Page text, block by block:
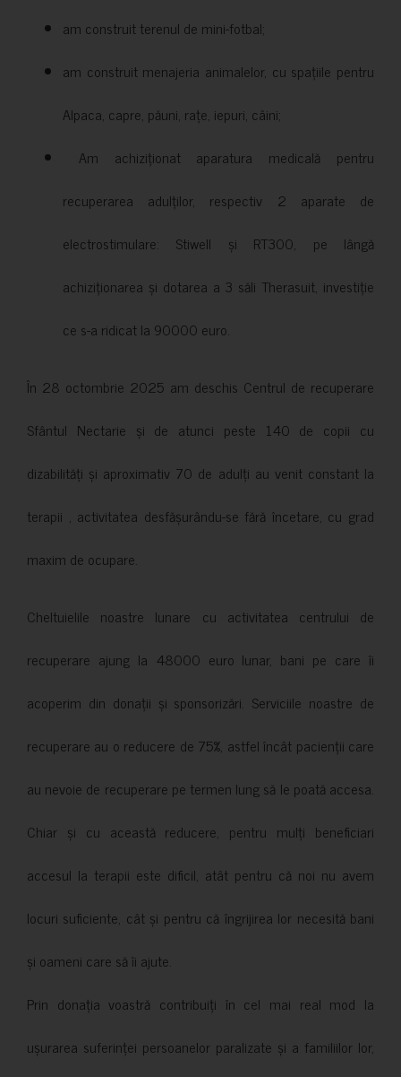
am construit terenul de mini-fotbal;
am construit menajeria animalelor, cu spațiile pentru
Alpaca, capre, păuni, rațe, iepuri, câini;
Am achiziționat aparatura medicală pentru
recuperarea adulților, respectiv 2 aparate de
electrostimulare: Stiwell și RT300, pe lângă
achiziționarea și dotarea a 3 săli Therasuit, investiție
ce s-a ridicat la 90000 euro.
În 28 octombrie 2025 am deschis Centrul de recuperare
Sfântul Nectarie și de atunci peste 140 de copii cu
dizabilități și aproximativ 70 de adulți au venit constant la
terapii , activitatea desfășurându-se fără încetare, cu grad
maxim de ocupare.
Cheltuielile noastre lunare cu activitatea centrului de
recuperare ajung la 48000 euro lunar, bani pe care îi
acoperim din donații și sponsorizări. Serviciile noastre de
recuperare au o reducere de 75%, astfel încât pacienții care
au nevoie de recuperare pe termen lung să le poată accesa.
Chiar și cu această reducere, pentru mulți beneficiari
accesul la terapii este dificil, atât pentru că noi nu avem
locuri suficiente, cât și pentru că îngrijirea lor necesită bani
și oameni care să îi ajute.
Prin donația voastră contribuiți în cel mai real mod la
ușurarea suferinței persoanelor paralizate și a familiilor lor,